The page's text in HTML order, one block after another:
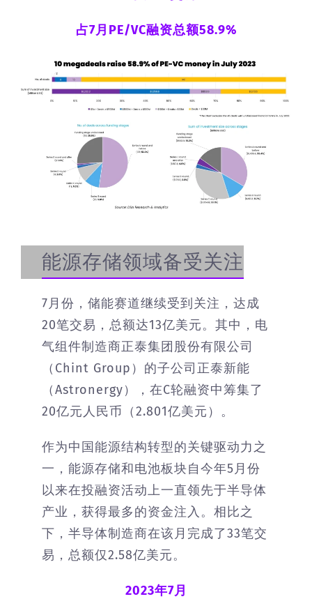
占7月PE/VC融资总额58.9%
能源存储领域备受关注
7月份，储能赛道继续受到关注，达成
20笔交易，总额达13亿美元。其中，电
气组件制造商正泰集团股份有限公司
（Chint Group）的子公司正泰新能
（Astronergy），在C轮融资中筹集了
20亿元人民币（2.801亿美元）。
作为中国能源结构转型的关键驱动力之
一，能源存储和电池板块自今年5月份
以来在投融资活动上一直领先于半导体
产业，获得最多的资金注入。相比之
下，半导体制造商在该月完成了33笔交
易，总额仅2.58亿美元。
2023年7月